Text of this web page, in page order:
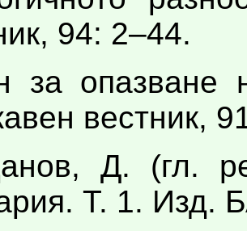
94: 2–44.
за опазване
вестник,
Д. (гл.
Т. 1. Изд.